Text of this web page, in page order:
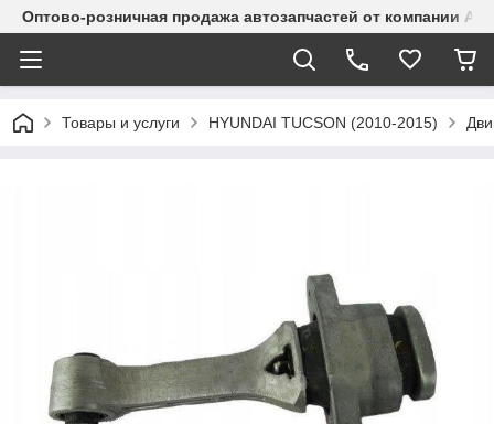
Оптово-розничная продажа автозапчастей от компании
Товары и услуги HYUNDAI TUCSON (2010-2015)